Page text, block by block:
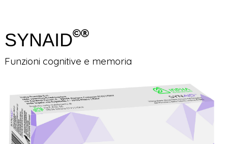
SYNAID
Funzioni cognitive e memoria